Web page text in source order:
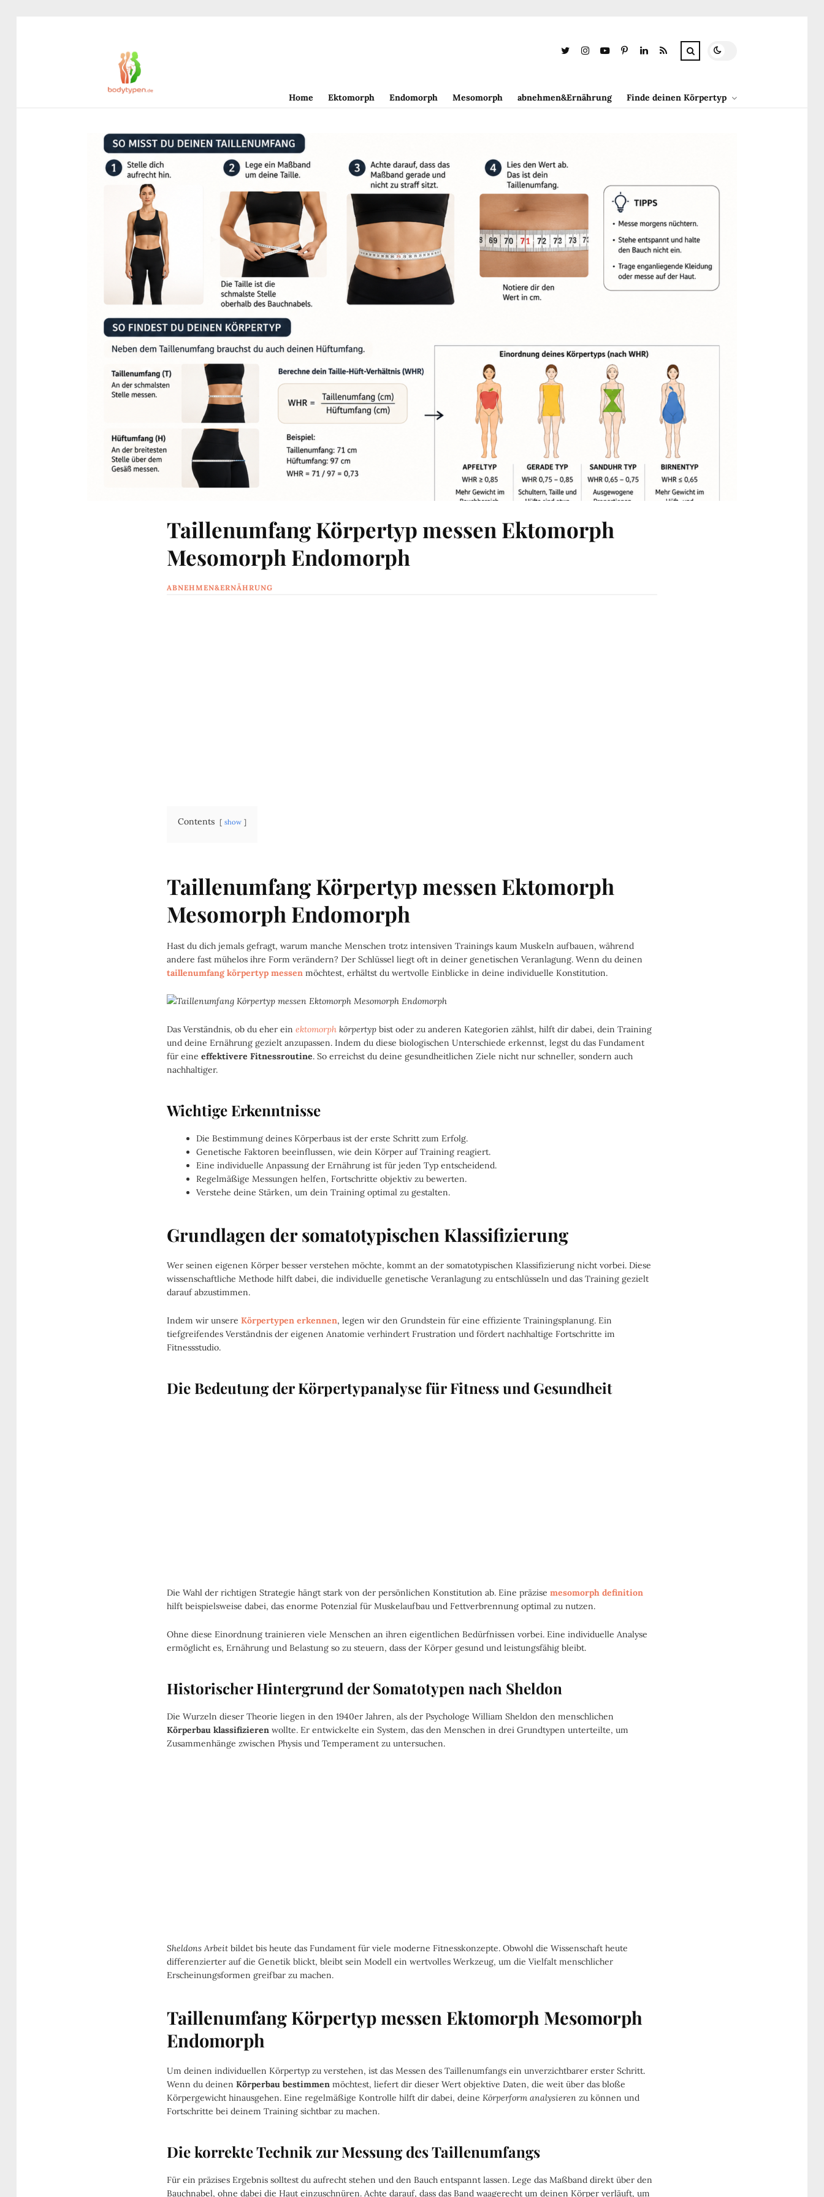
Home Ektomorph Endomorph Mesomorph abnehmen&Ernährung Finde deinen Körpertyp
Taillenumfang Körpertyp messen Ektomorph
Mesomorph Endomorph
ABNEHMEN&ERNÄHRUNG
Contents show
Taillenumfang Körpertyp messen Ektomorph
Mesomorph Endomorph
Hast du dich jemals gefragt, warum manche Menschen trotz intensiven Trainings kaum Muskeln aufbauen, während
andere fast mühelos ihre Form verändern? Der Schlüssel liegt oft in deiner genetischen Veranlagung. Wenn du deinen
taillenumfang körpertyp messen möchtest, erhältst du wertvolle Einblicke in deine individuelle Konstitution.
Das Verständnis, ob du eher ein ektomorph körpertyp bist oder zu anderen Kategorien zählst, hilft dir dabei, dein Training
und deine Ernährung gezielt anzupassen. Indem du diese biologischen Unterschiede erkennst, legst du das Fundament
für eine effektivere Fitnessroutine. So erreichst du deine gesundheitlichen Ziele nicht nur schneller, sondern auch
nachhaltiger.
Wichtige Erkenntnisse
Die Bestimmung deines Körperbaus ist der erste Schritt zum Erfolg.
Genetische Faktoren beeinflussen, wie dein Körper auf Training reagiert.
Eine individuelle Anpassung der Ernährung ist für jeden Typ entscheidend.
Regelmäßige Messungen helfen, Fortschritte objektiv zu bewerten.
Verstehe deine Stärken, um dein Training optimal zu gestalten.
Grundlagen der somatotypischen Klassifizierung
Wer seinen eigenen Körper besser verstehen möchte, kommt an der somatotypischen Klassifizierung nicht vorbei. Diese
wissenschaftliche Methode hilft dabei, die individuelle genetische Veranlagung zu entschlüsseln und das Training gezielt
darauf abzustimmen.
Indem wir unsere Körpertypen erkennen, legen wir den Grundstein für eine effiziente Trainingsplanung. Ein
tiefgreifendes Verständnis der eigenen Anatomie verhindert Frustration und fördert nachhaltige Fortschritte im
Fitnessstudio.
Die Bedeutung der Körpertypanalyse für Fitness und Gesundheit
Die Wahl der richtigen Strategie hängt stark von der persönlichen Konstitution ab. Eine präzise mesomorph definition
hilft beispielsweise dabei, das enorme Potenzial für Muskelaufbau und Fettverbrennung optimal zu nutzen.
Ohne diese Einordnung trainieren viele Menschen an ihren eigentlichen Bedürfnissen vorbei. Eine individuelle Analyse
ermöglicht es, Ernährung und Belastung so zu steuern, dass der Körper gesund und leistungsfähig bleibt.
Historischer Hintergrund der Somatotypen nach Sheldon
Die Wurzeln dieser Theorie liegen in den 1940er Jahren, als der Psychologe William Sheldon den menschlichen
Körperbau klassifizieren wollte. Er entwickelte ein System, das den Menschen in drei Grundtypen unterteilte, um
Zusammenhänge zwischen Physis und Temperament zu untersuchen.
Sheldons Arbeit bildet bis heute das Fundament für viele moderne Fitnesskonzepte. Obwohl die Wissenschaft heute
differenzierter auf die Genetik blickt, bleibt sein Modell ein wertvolles Werkzeug, um die Vielfalt menschlicher
Erscheinungsformen greifbar zu machen.
Taillenumfang Körpertyp messen Ektomorph Mesomorph
Endomorph
Um deinen individuellen Körpertyp zu verstehen, ist das Messen des Taillenumfangs ein unverzichtbarer erster Schritt.
Wenn du deinen Körperbau bestimmen möchtest, liefert dir dieser Wert objektive Daten, die weit über das bloße
Körpergewicht hinausgehen. Eine regelmäßige Kontrolle hilft dir dabei, deine Körperform analysieren zu können und
Fortschritte bei deinem Training sichtbar zu machen.
Die korrekte Technik zur Messung des Taillenumfangs
Für ein präzises Ergebnis solltest du aufrecht stehen und den Bauch entspannt lassen. Lege das Maßband direkt über den
Bauchnabel, ohne dabei die Haut einzuschnüren. Achte darauf, dass das Band waagerecht um deinen Körper verläuft, um